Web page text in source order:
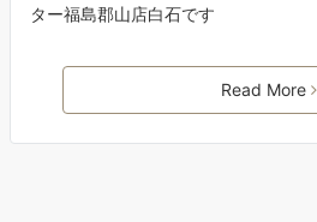
ター福島郡山店白石です
Read More